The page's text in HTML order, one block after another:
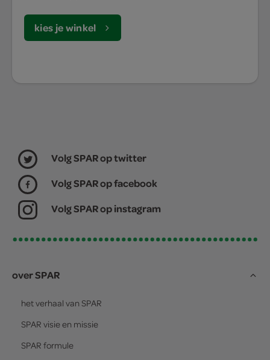
kies je winkel
Volg SPAR op twitter
Volg SPAR op facebook
Volg SPAR op instagram
over SPAR
het verhaal van SPAR
SPAR visie en missie
SPAR formule